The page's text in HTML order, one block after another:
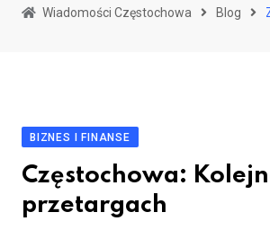
Wiadomości Częstochowa Blog
BIZNES I FINANSE
Częstochowa:
przetargach